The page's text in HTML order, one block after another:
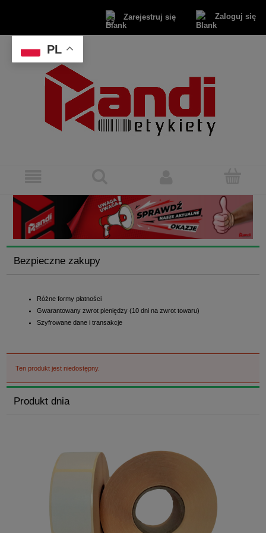
Zarejestruj się Zaloguj się
Bezpieczne zakupy
Różne formy płatności
Gwarantowany zwrot pieniędzy (10 dni na zwrot towaru)
Szyfrowane dane i transakcje
Ten produkt jest niedostępny.
Produkt dnia
PL